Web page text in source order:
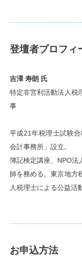
登壇者プロフィ
吉澤 寿朗 氏
特定非営利活動法人
事
平成21年税理士試験
会計事務所」設立。
簿記検定講座、NPO法
師を務める。東京地方
人税理士による公益活
お申込方法